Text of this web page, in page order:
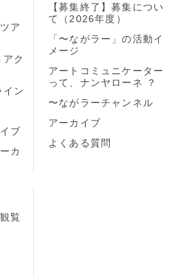
ア
ク
ン
ブ
カ
【募集終了】募集につい
て（2026年度）
「〜ながラー」の活動イ
メージ
アートコミュニケーター
って、ナンヤローネ ？
〜ながラーチャンネル
アーカイブ
よくある質問
覧